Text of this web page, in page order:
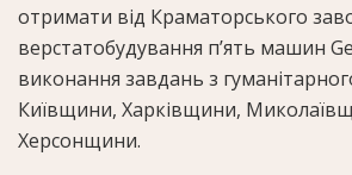
отримати від Краматорського
верстатобудування пʼять машин
виконання завдань з
Київщини, Харківщини,
Херсонщини.